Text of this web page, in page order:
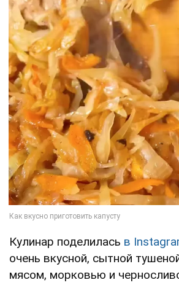
Кулинар поделилась в
очень вкусной, сытной
мясом, морковью и